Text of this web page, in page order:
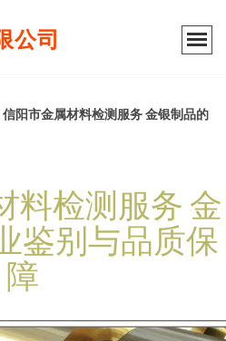
公司
信阳市金属材料检测服务 金银制品的
料检测服务 金
鉴别与品质保
障